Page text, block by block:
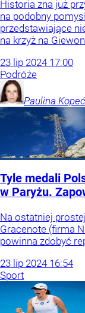
Historia zna już
na podobny
przedstawiające
na krzyż na
23 lip 2024 17:00
Podróże
Paulina Kopeć
Tyle medali
w Paryżu.
Na ostatniej
Gracenote (firma
powinna zdobyć
23 lip 2024 16:54
Sport